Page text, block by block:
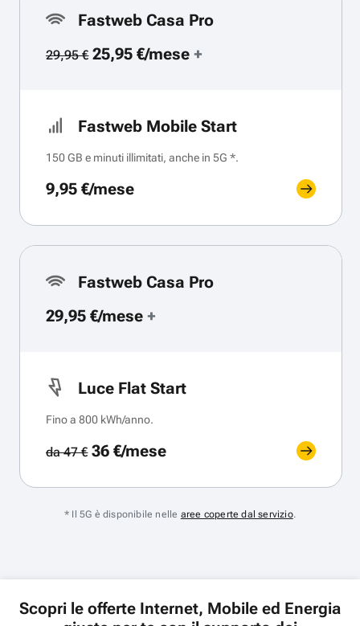
Fastweb Casa Pro
29,95 €25,95 €/mese+
Fastweb Mobile Start
150 GB e minuti illimitati, anche in 5G *.
9,95 €/mese
Fastweb Casa Pro
29,95 €/mese +
Luce Flat Start
Fino a 800 kWh/anno.
da 47 €36 €/mese
* Il 5G è disponibile nelle aree coperte dal servizio.
Scopri le offerte Internet, Mobile ed Energia